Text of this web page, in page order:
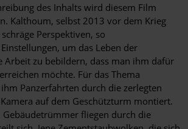
des Inhalts wird diesem Film
Kalthoum, selbst 2013 vor dem Krieg
Perspektiven, so
um das Leben der
Arbeit zu bebildern, dass man ihm dafür
möchte. Für das Thema
Panzerfahrten durch die zerlegten
auf dem Geschützturm montiert.
Gebäudetrümmer fliegen durch die